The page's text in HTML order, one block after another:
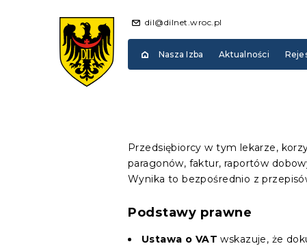
dil@dilnet.wroc.pl
Nasza Izba Aktualności
Przedsiębiorcy w tym lekarze,
paragonów, faktur, raportów
Wynika to bezpośrednio z
Podstawy prawne
Ustawa o VAT wskazuje, że